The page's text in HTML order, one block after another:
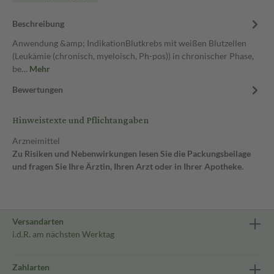
Beschreibung
Anwendung &amp; IndikationBlutkrebs mit weißen Blutzellen
(Leukämie (chronisch, myeloisch, Ph-pos)) in chronischer Phase,
be… Mehr
Bewertungen
Hinweistexte und Pflichtangaben
Arzneimittel
Zu Risiken und Nebenwirkungen lesen Sie die Packungsbeilage
und fragen Sie Ihre Ärztin, Ihren Arzt oder in Ihrer Apotheke.
Versandarten
i.d.R. am nächsten Werktag
Zahlarten